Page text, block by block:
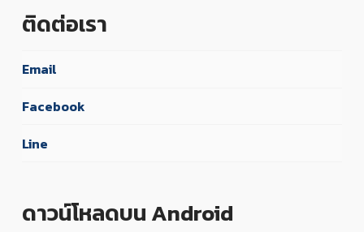
ติดต่อเรา
Email
Facebook
Line
ดาวน์โหลดบน Android